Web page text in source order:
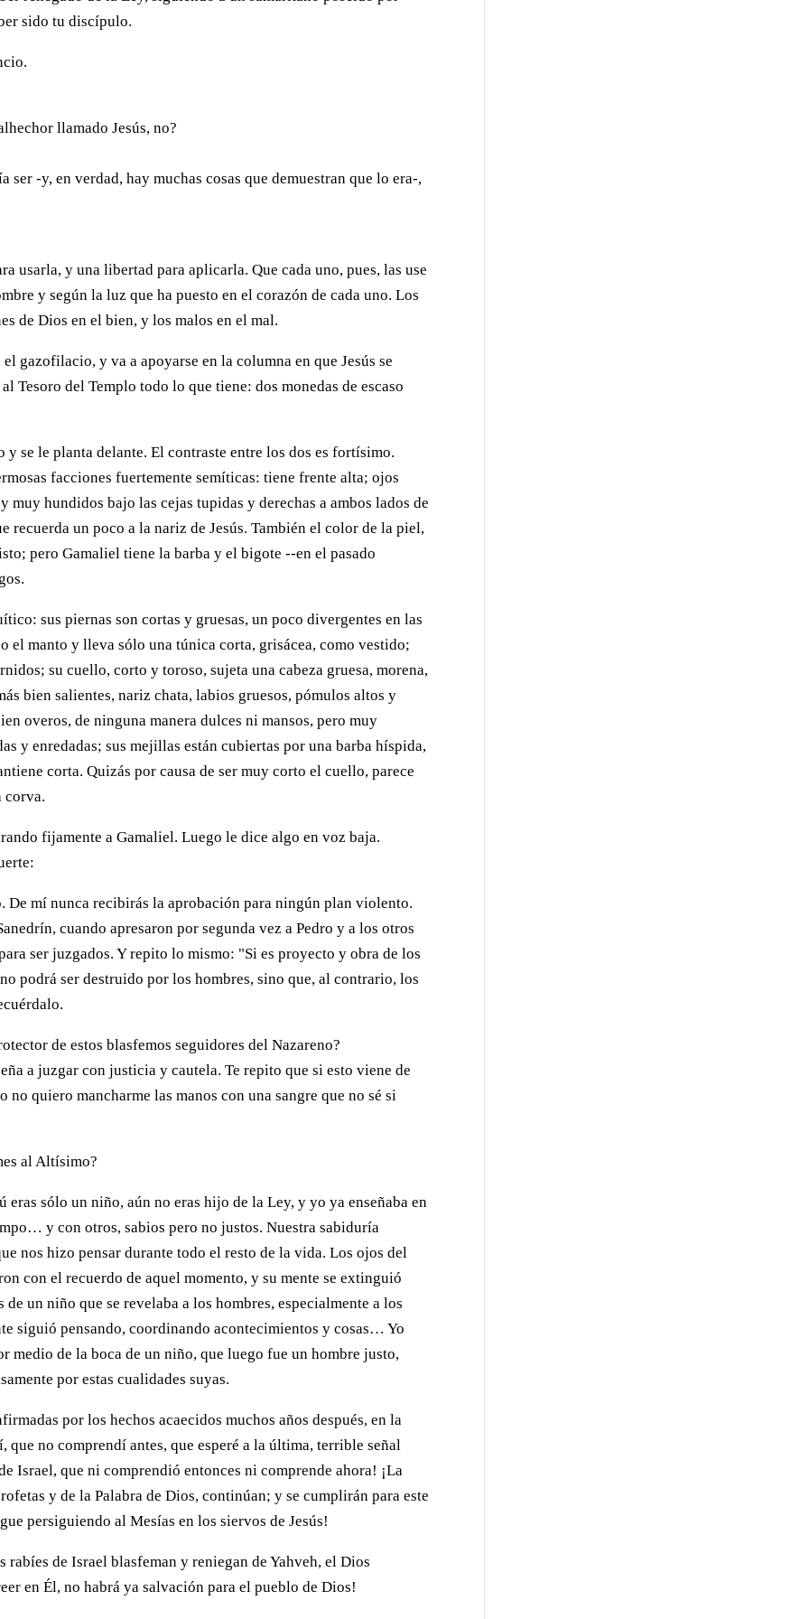
sido tu discípulo.
llamado Jesús, no?
ser -y, en verdad, hay muchas cosas que demuestran que lo era-,
usarla, y una libertad para aplicarla. Que cada uno, pues, las use
y según la luz que ha puesto en el corazón de cada uno. Los
de Dios en el bien, y los malos en el mal.
gazofilacio, y va a apoyarse en la columna en que Jesús se
Tesoro del Templo todo lo que tiene: dos monedas de escaso
se le planta delante. El contraste entre los dos es fortísimo.
facciones fuertemente semíticas: tiene frente alta; ojos
muy hundidos bajo las cejas tupidas y derechas a ambos lados de
recuerda un poco a la nariz de Jesús. También el color de la piel,
pero Gamaliel tiene la barba y el bigote --en el pasado
sus piernas son cortas y gruesas, un poco divergentes en las
el manto y lleva sólo una túnica corta, grisácea, como vestido;
su cuello, corto y toroso, sujeta una cabeza gruesa, morena,
bien salientes, nariz chata, labios gruesos, pómulos altos y
overos, de ninguna manera dulces ni mansos, pero muy
y enredadas; sus mejillas están cubiertas por una barba híspida,
corta. Quizás por causa de ser muy corto el cuello, parece
corva.
fijamente a Gamaliel. Luego le dice algo en voz baja.
mí nunca recibirás la aprobación para ningún plan violento.
cuando apresaron por segunda vez a Pedro y a los otros
ser juzgados. Y repito lo mismo: "Si es proyecto y obra de los
podrá ser destruido por los hombres, sino que, al contrario, los
de estos blasfemos seguidores del Nazareno?
a juzgar con justicia y cautela. Te repito que si esto viene de
quiero mancharme las manos con una sangre que no sé si
al Altísimo?
sólo un niño, aún no eras hijo de la Ley, y yo ya enseñaba en
y con otros, sabios pero no justos. Nuestra sabiduría
nos hizo pensar durante todo el resto de la vida. Los ojos del
con el recuerdo de aquel momento, y su mente se extinguió
un niño que se revelaba a los hombres, especialmente a los
siguió pensando, coordinando acontecimientos y cosas… Yo
de la boca de un niño, que luego fue un hombre justo,
por estas cualidades suyas.
por los hechos acaecidos muchos años después, en la
no comprendí antes, que esperé a la última, terrible señal
Israel, que ni comprendió entonces ni comprende ahora! ¡La
y de la Palabra de Dios, continúan; y se cumplirán para este
persiguiendo al Mesías en los siervos de Jesús!
de Israel blasfeman y reniegan de Yahveh, el Dios
en Él, no habrá ya salvación para el pueblo de Dios!